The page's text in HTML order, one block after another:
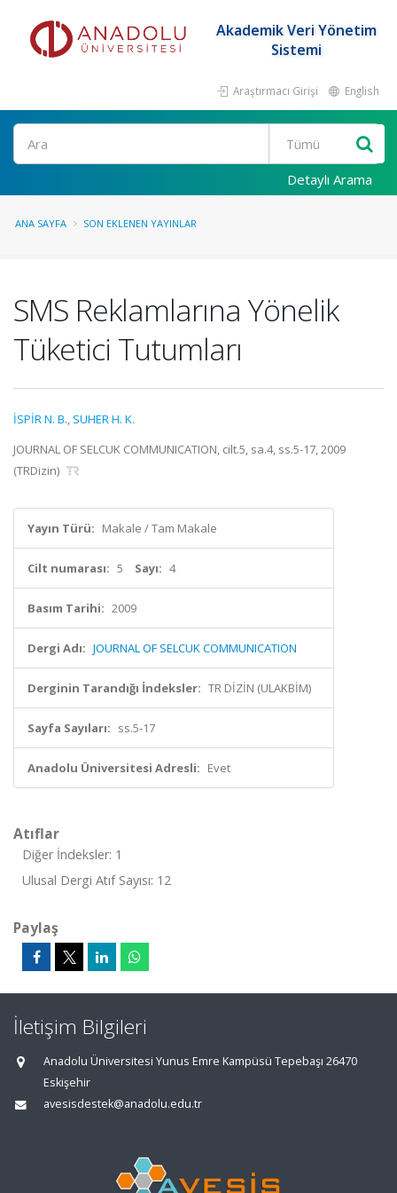
Akademik Veri Yönetim
Sistemi
Araştırmacı Girişi English
Ara
Detaylı Arama
ANA SAYFA SON EKLENEN YAYINLAR
SMS Reklamlarına Yönelik
Tüketici Tutumları
İSPİR N. B., SUHER H. K.
JOURNAL OF SELCUK COMMUNICATION, cilt.5, sa.4, ss.5-17, 2009
(TRDizin)
Yayın Türü: Makale / Tam Makale
Cilt numarası: 5 Sayı: 4
Basım Tarihi: 2009
Dergi Adı: JOURNAL OF SELCUK COMMUNICATION
Derginin Tarandığı İndeksler: TR DİZİN (ULAKBİM)
Sayfa Sayıları: ss.5-17
Anadolu Üniversitesi Adresli: Evet
Atıflar
Diğer İndeksler: 1
Ulusal Dergi Atıf Sayısı: 12
Paylaş
İletişim Bilgileri
Anadolu Üniversitesi Yunus Emre Kampüsü Tepebaşı 26470
Eskişehir
avesisdestek@anadolu.edu.tr